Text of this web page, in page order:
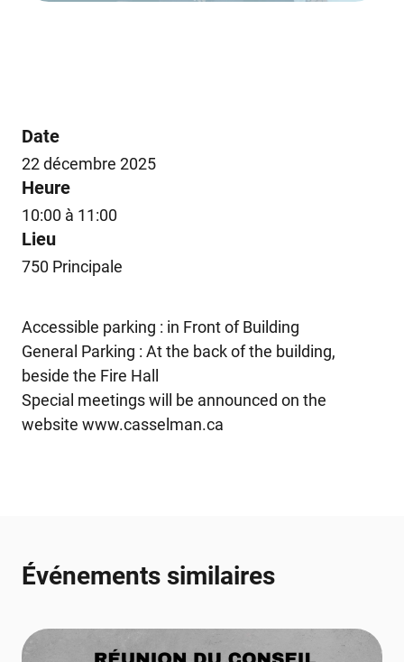
Date
22 décembre 2025
Heure
10:00 à 11:00
Lieu
750 Principale
Accessible parking : in Front of Building
General Parking : At the back of the building,
beside the Fire Hall
Special meetings will be announced on the
website www.casselman.ca
Événements similaires